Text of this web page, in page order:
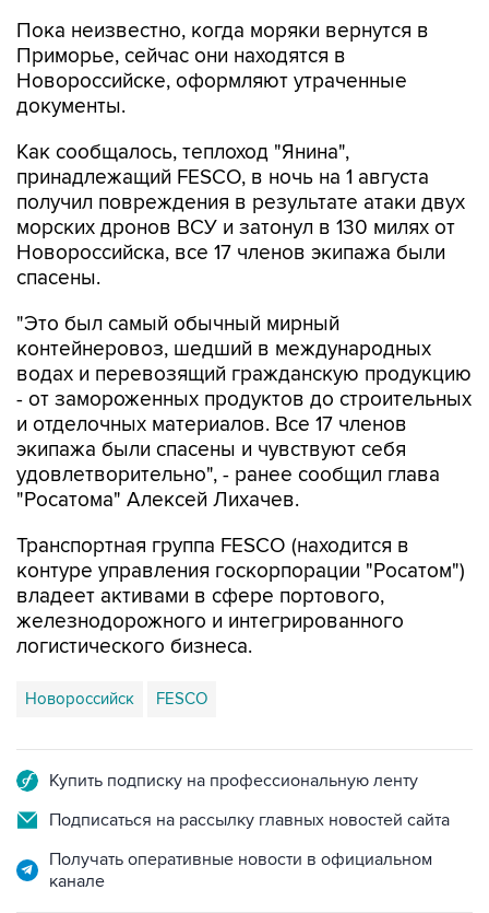
Пока неизвестно, когда моряки вернутся в
Приморье, сейчас они находятся в
Новороссийске, оформляют утраченные
документы.
Как сообщалось, теплоход "Янина",
принадлежащий FESCO, в ночь на 1 августа
получил повреждения в результате атаки двух
морских дронов ВСУ и затонул в 130 милях от
Новороссийска, все 17 членов экипажа были
спасены.
"Это был самый обычный мирный
контейнеровоз, шедший в международных
водах и перевозящий гражданскую продукцию
- от замороженных продуктов до строительных
и отделочных материалов. Все 17 членов
экипажа были спасены и чувствуют себя
удовлетворительно", - ранее сообщил глава
"Росатома" Алексей Лихачев.
Транспортная группа FESCO (находится в
контуре управления госкорпорации "Росатом")
владеет активами в сфере портового,
железнодорожного и интегрированного
логистического бизнеса.
Новороссийск FESCO
Купить подписку на профессиональную ленту
Подписаться на рассылку главных новостей сайта
Получать оперативные новости в официальном
канале